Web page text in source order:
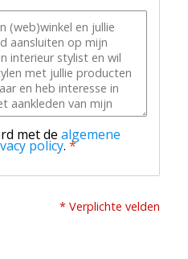
met de algemene
policy. *
* Verplichte velden